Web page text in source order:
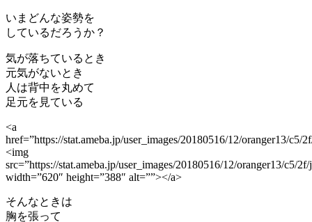
いまどんな姿勢を
しているだろうか？
気が落ちているとき
元気がないとき
人は背中を丸めて
足元を見ている
<a
href=”https://stat.ameba.jp/user_images/20180516/12/oranger13/c5/
<img
src=”https://stat.ameba.jp/user_images/20180516/12/oranger13/c5/
width=”620″ height=”388″ alt=””></a>
そんなときは
胸を張って